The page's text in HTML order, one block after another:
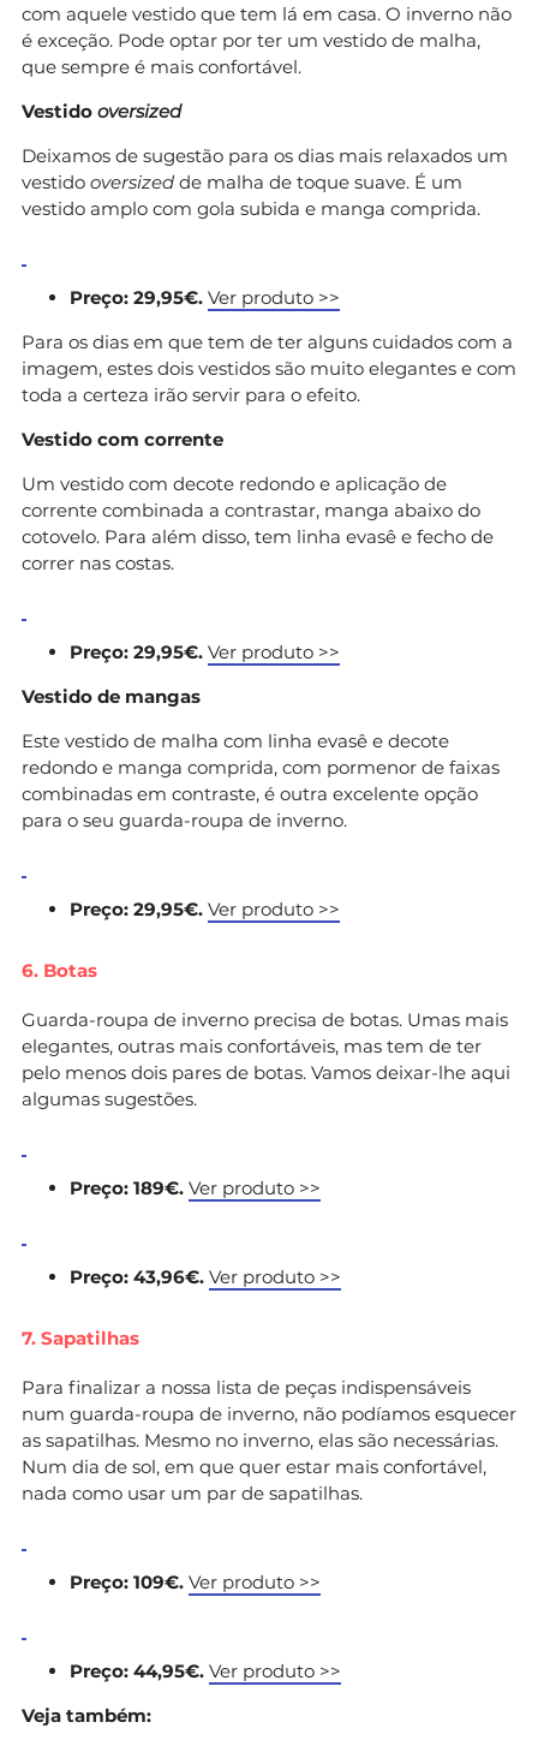
com aquele vestido que tem lá em casa. O inverno não
é exceção. Pode optar por ter um vestido de malha,
que sempre é mais confortável.
Vestido oversized
Deixamos de sugestão para os dias mais relaxados um
vestido oversized de malha de toque suave. É um
vestido amplo com gola subida e manga comprida.
Preço: 29,95€. Ver produto >>
Para os dias em que tem de ter alguns cuidados com a
imagem, estes dois vestidos são muito elegantes e com
toda a certeza irão servir para o efeito.
Vestido com corrente
Um vestido com decote redondo e aplicação de
corrente combinada a contrastar, manga abaixo do
cotovelo. Para além disso, tem linha evasê e fecho de
correr nas costas.
Preço: 29,95€. Ver produto >>
Vestido de mangas
Este vestido de malha com linha evasê e decote
redondo e manga comprida, com pormenor de faixas
combinadas em contraste, é outra excelente opção
para o seu guarda-roupa de inverno.
Preço: 29,95€. Ver produto >>
6. Botas
Guarda-roupa de inverno precisa de botas. Umas mais
elegantes, outras mais confortáveis, mas tem de ter
pelo menos dois pares de botas. Vamos deixar-lhe aqui
algumas sugestões.
Preço: 189€. Ver produto >>
Preço: 43,96€. Ver produto >>
7. Sapatilhas
Para finalizar a nossa lista de peças indispensáveis
num guarda-roupa de inverno, não podíamos esquecer
as sapatilhas. Mesmo no inverno, elas são necessárias.
Num dia de sol, em que quer estar mais confortável,
nada como usar um par de sapatilhas.
Preço: 109€. Ver produto >>
Preço: 44,95€. Ver produto >>
Veja também: